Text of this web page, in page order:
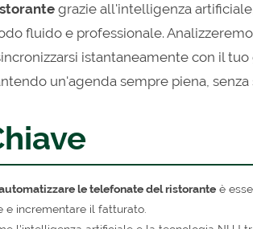
grazie all'intelligenza
fluido e professionale.
istantaneamente con il
un'agenda sempre piena,
le telefonate del ristorante è
e incrementare il fatturato.